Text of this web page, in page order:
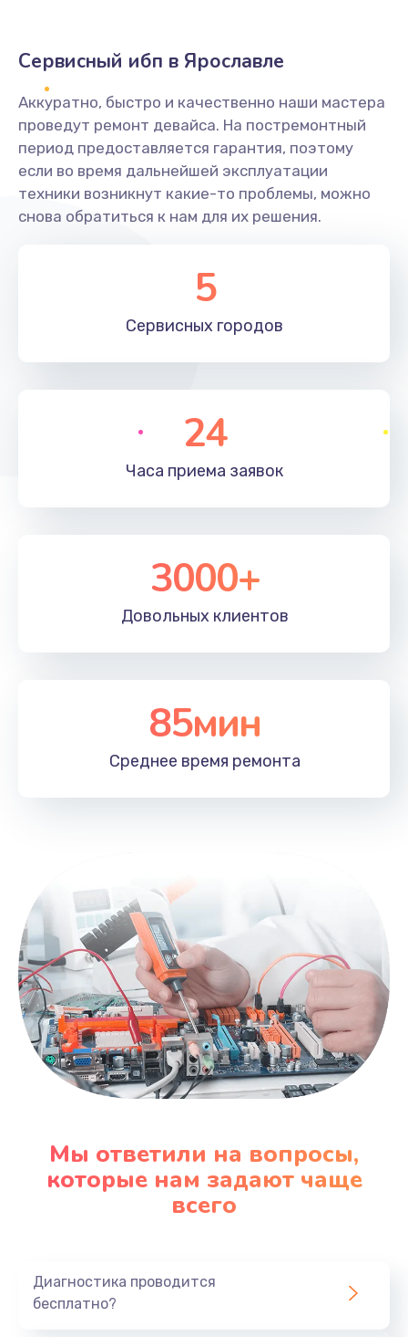
Сервисный ибп в Ярославле
Аккуратно, быстро и качественно наши мастера
проведут ремонт девайса. На постремонтный
период предоставляется гарантия, поэтому
если во время дальнейшей эксплуатации
техники возникнут какие-то проблемы, можно
снова обратиться к нам для их решения.
5
Сервисных городов
24
Часа приема заявок
3000+
Довольных клиентов
85мин
Среднее время ремонта
Мы ответили на вопросы,
которые нам задают чаще
всего
Диагностика проводится
бесплатно?